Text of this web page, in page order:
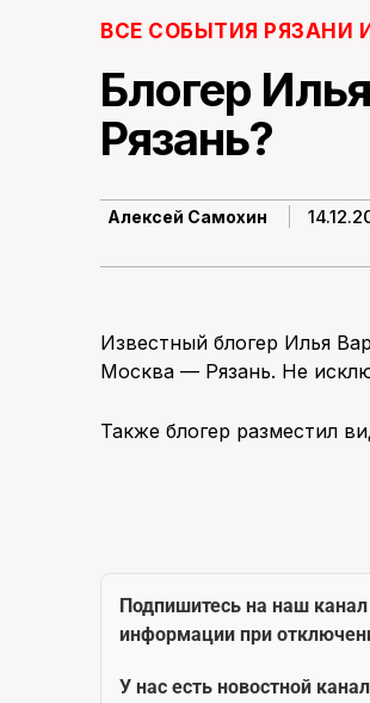
ВСЕ СОБЫТИЯ РЯЗАНИ
Блогер
Рязань?
Алексей Самохин
Известный блогер Илья
Москва — Рязань. Не
Также блогер разместил
Подпишитесь на наш
информации при
У нас есть новостной